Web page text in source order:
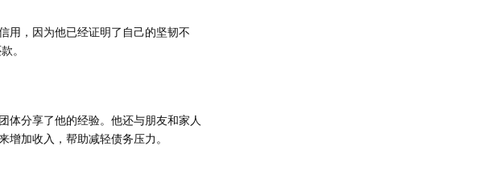
用，因为他已经证明了自己的坚韧不
。
体分享了他的经验。他还与朋友和家人
加收入，帮助减轻债务压力。